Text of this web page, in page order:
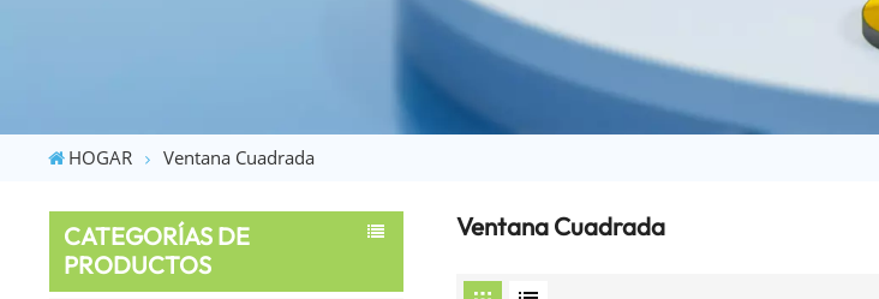
HOGAR Ventana Cuadrada
CATEGORÍAS DE
PRODUCTOS
Ventana Cuadrada